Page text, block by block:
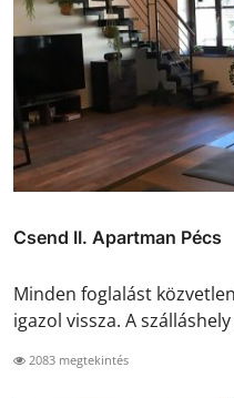
Csend II. Apartman Pécs
Minden foglalást
igazol vissza. A szálláshely
2083 megtekintés